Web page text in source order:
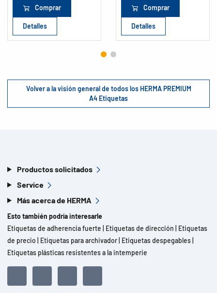
Comprar
Detalles
Comprar
Detalles
Volver a la visión general de todos los HERMA PREMIUM
A4 Etiquetas
Productos solicitados
Service
Más acerca de HERMA
Esto también podría interesarle
Etiquetas de adherencia fuerte
Etiquetas de dirección
Etiquetas
de precio
Etiquetas para archivador Etiquetas despegables
Etiquetas plásticas resistentes a la intemperie